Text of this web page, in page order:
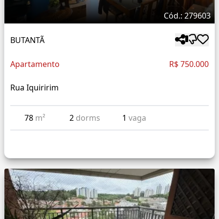
Cód.: 279603
BUTANTÃ
Apartamento R$ 750.000
Rua Iquiririm
78 m² 2 dorms 1vaga